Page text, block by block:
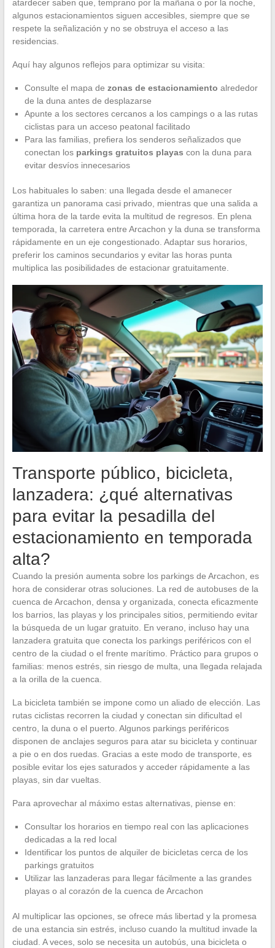
atardecer saben que, temprano por la mañana o por la noche,
algunos estacionamientos siguen accesibles, siempre que se
respete la señalización y no se obstruya el acceso a las
residencias.
Aquí hay algunos reflejos para optimizar su visita:
Consulte el mapa de zonas de estacionamiento alrededor
de la duna antes de desplazarse
Apunte a los sectores cercanos a los campings o a las rutas
ciclistas para un acceso peatonal facilitado
Para las familias, prefiera los senderos señalizados que
conectan los parkings gratuitos playas con la duna para
evitar desvíos innecesarios
Los habituales lo saben: una llegada desde el amanecer
garantiza un panorama casi privado, mientras que una salida a
última hora de la tarde evita la multitud de regresos. En plena
temporada, la carretera entre Arcachon y la duna se transforma
rápidamente en un eje congestionado. Adaptar sus horarios,
preferir los caminos secundarios y evitar las horas punta
multiplica las posibilidades de estacionar gratuitamente.
Transporte público, bicicleta,
lanzadera: ¿qué alternativas
para evitar la pesadilla del
estacionamiento en temporada
alta?
Cuando la presión aumenta sobre los parkings de Arcachon, es
hora de considerar otras soluciones. La red de autobuses de la
cuenca de Arcachon, densa y organizada, conecta eficazmente
los barrios, las playas y los principales sitios, permitiendo evitar
la búsqueda de un lugar gratuito. En verano, incluso hay una
lanzadera gratuita que conecta los parkings periféricos con el
centro de la ciudad o el frente marítimo. Práctico para grupos o
familias: menos estrés, sin riesgo de multa, una llegada relajada
a la orilla de la cuenca.
La bicicleta también se impone como un aliado de elección. Las
rutas ciclistas recorren la ciudad y conectan sin dificultad el
centro, la duna o el puerto. Algunos parkings periféricos
disponen de anclajes seguros para atar su bicicleta y continuar
a pie o en dos ruedas. Gracias a este modo de transporte, es
posible evitar los ejes saturados y acceder rápidamente a las
playas, sin dar vueltas.
Para aprovechar al máximo estas alternativas, piense en:
Consultar los horarios en tiempo real con las aplicaciones
dedicadas a la red local
Identificar los puntos de alquiler de bicicletas cerca de los
parkings gratuitos
Utilizar las lanzaderas para llegar fácilmente a las grandes
playas o al corazón de la cuenca de Arcachon
Al multiplicar las opciones, se ofrece más libertad y la promesa
de una estancia sin estrés, incluso cuando la multitud invade la
ciudad. A veces, solo se necesita un autobús, una bicicleta o